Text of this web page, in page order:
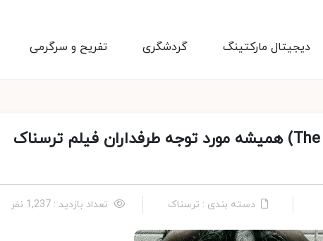
تفریح و سرگرمی گردشگری دیجیتال مارکتینگ
سری فیلم‌های ترسناک «کینه» (The Grudge) همیشه مورد توجه طرفداران فیلم ترسناک
دسته بندی : ترسناک تعداد بازدید : 1,237 نفر